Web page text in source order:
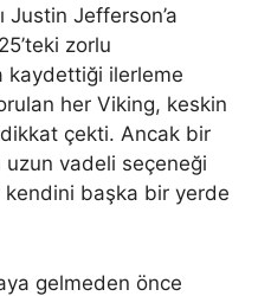
Justin Jefferson’a
zorlu
kaydettiği ilerleme
her Viking, keskin
çekti. Ancak bir
uzun vadeli seçeneği
başka bir yerde
gelmeden önce